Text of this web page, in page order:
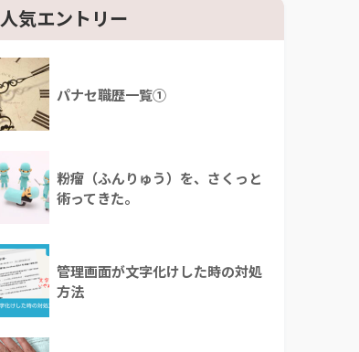
人気エントリー
パナセ職歴一覧①
粉瘤（ふんりゅう）を、さくっと
術ってきた。
管理画面が文字化けした時の対処
方法